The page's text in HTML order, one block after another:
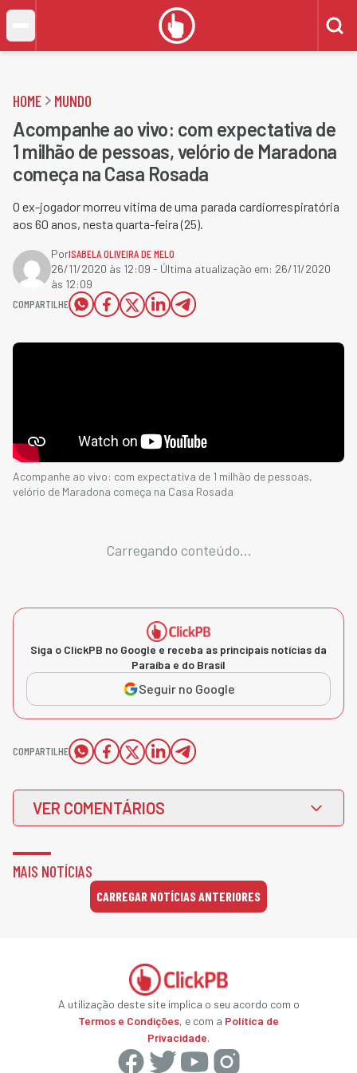
HOME MUNDO
Acompanhe ao vivo: com expectativa de
1 milhão de pessoas, velório de Maradona
começa na Casa Rosada
O ex-jogador morreu vítima de uma parada cardiorrespiratória
aos 60 anos, nesta quarta-feira (25).
PorISABELA OLIVEIRA DE MELO
26/11/2020 às 12:09 - Última atualização em: 26/11/2020
às 12:09
COMPARTILHE
Acompanhe ao vivo: com expectativa de 1 milhão de pessoas,
velório de Maradona começa na Casa Rosada
Carregando conteúdo...
Siga o ClickPB no Google e receba as principais notícias da
Paraíba e do Brasil
Seguir no Google
COMPARTILHE
VER COMENTÁRIOS
MAIS NOTÍCIAS
CARREGAR NOTÍCIAS ANTERIORES
A utilização deste site implica o seu acordo com o
Termos e Condições, e com a Política de
Privacidade.